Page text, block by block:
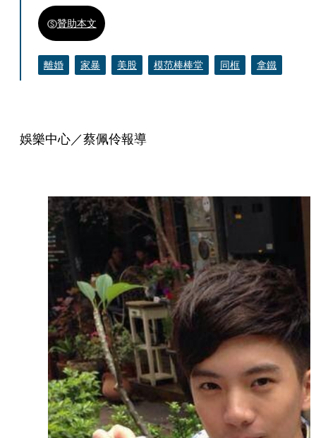
贊助本文
離婚 家暴 美股 模范棒棒堂 同框 拿鐵
娛樂中心／蔡佩伶報導